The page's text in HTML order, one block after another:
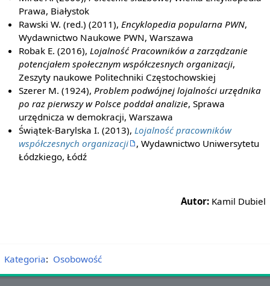
Prawa, Białystok
Rawski W. (red.) (2011), Encyklopedia popularna PWN,
Wydawnictwo Naukowe PWN, Warszawa
Robak E. (2016), Lojalność Pracowników a zarządzanie
potencjałem społecznym współczesnych organizacji,
Zeszyty naukowe Politechniki Częstochowskiej
Szerer M. (1924), Problem podwójnej lojalności urzędnika
po raz pierwszy w Polsce poddał analizie, Sprawa
urzędnicza w demokracji, Warszawa
Świątek-Barylska I. (2013), Lojalność pracowników
współczesnych organizacji
, Wydawnictwo Uniwersytetu
Łódzkiego, Łódź
Autor: Kamil Dubiel
Kategoria: Osobowość